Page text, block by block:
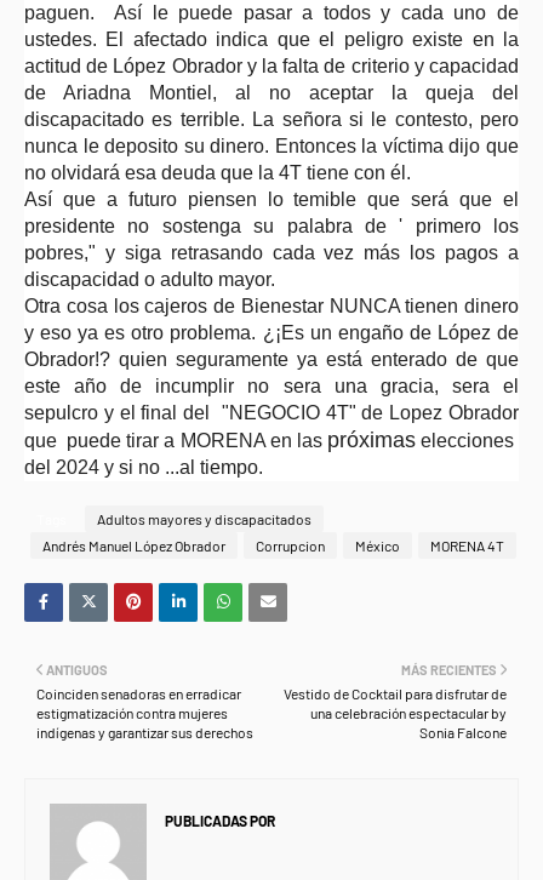
paguen. Así le puede pasar a todos y cada uno de
ustedes. El afectado indica que el peligro existe en la
actitud de López Obrador y la falta de criterio y capacidad
de Ariadna Montiel, al no aceptar la queja del
discapacitado es terrible. La señora si le contesto, pero
nunca le deposito su dinero. Entonces la víctima dijo que
no olvidará esa deuda que la 4T tiene con él.
Así que a futuro piensen lo temible que será que el
presidente no sostenga su palabra de ' primero los
pobres," y siga retrasando cada vez más los pagos a
discapacidad o adulto mayor.
Otra cosa los cajeros de Bienestar NUNCA tienen dinero
y eso ya es otro problema. ¿¡Es un engaño de López de
Obrador!? quien seguramente ya está enterado de que
este año de incumplir no sera una gracia, sera el
sepulcro y el final del "NEGOCIO 4T" de Lopez Obrador
que puede tirar a MORENA en las próximaselecciones
del 2024 y si no ...al tiempo.
Adultos mayores y discapacitados
Andrés Manuel López Obrador
Corrupcion México MORENA 4T
MÁS RECIENTES
Vestido de Cocktail para disfrutar de
una celebración espectacular by
Sonia Falcone
ANTIGUOS
Coinciden senadoras en erradicar
estigmatización contra mujeres
indígenas y garantizar sus derechos
PUBLICADAS POR